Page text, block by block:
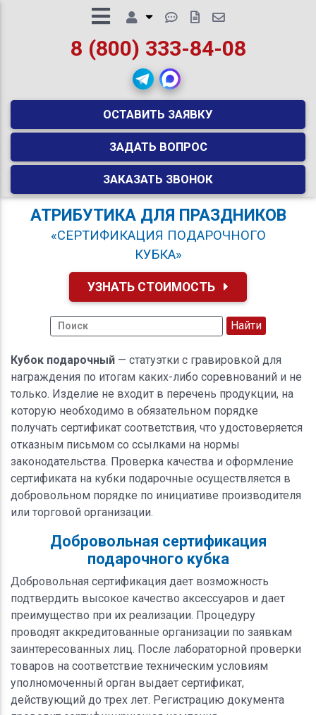
8 (800) 333-84-08
ОСТАВИТЬ ЗАЯВКУ
ЗАДАТЬ ВОПРОС
ЗАКАЗАТЬ ЗВОНОК
АТРИБУТИКА ДЛЯ ПРАЗДНИКОВ
«СЕРТИФИКАЦИЯ ПОДАРОЧНОГО
КУБКА»
УЗНАТЬ СТОИМОСТЬ
Кубок подарочный — статуэтки с гравировкой для
награждения по итогам каких-либо соревнований и не
только. Изделие не входит в перечень продукции, на
которую необходимо в обязательном порядке
получать сертификат соответствия, что удостоверяется
отказным письмом со ссылками на нормы
законодательства. Проверка качества и оформление
сертификата на кубки подарочные осуществляется в
добровольном порядке по инициативе производителя
или торговой организации.
Добровольная сертификация
подарочного кубка
Добровольная сертификация дает возможность
подтвердить высокое качество аксессуаров и дает
преимущество при их реализации. Процедуру
проводят аккредитованные организации по заявкам
заинтересованных лиц. После лабораторной проверки
товаров на соответствие техническим условиям
уполномоченный орган выдает сертификат,
действующий до трех лет. Регистрацию документа